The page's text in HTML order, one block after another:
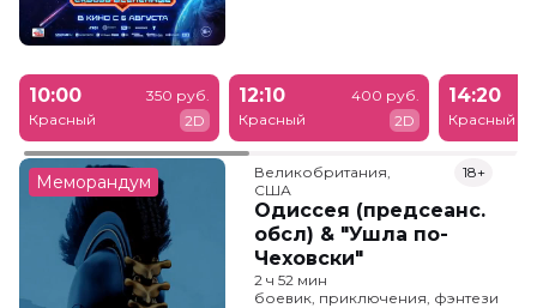
10:00
Красный
350 руб.
2D
12:10
Красный
400 руб.
2D
14:20
Красный
Меморандум
Великобритания,
США
Одиссея (предсеанс.
обсл) & "Ушла по-
Чеховски"
18+
2 ч 52 мин
боевик, приключения, фэнтези